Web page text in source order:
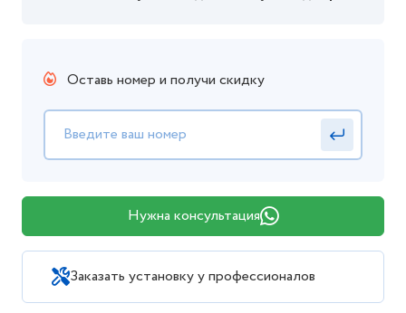
Оставь номер и получи скидку
Нужна консультация
Заказать установку у профессионалов